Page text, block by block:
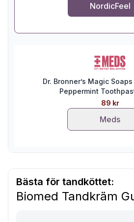
NordicFeel
Dr. Bronner’s Magic Soaps
Peppermint
89 kr
Meds
Bästa för tandköttet:
Biomed Tandkräm